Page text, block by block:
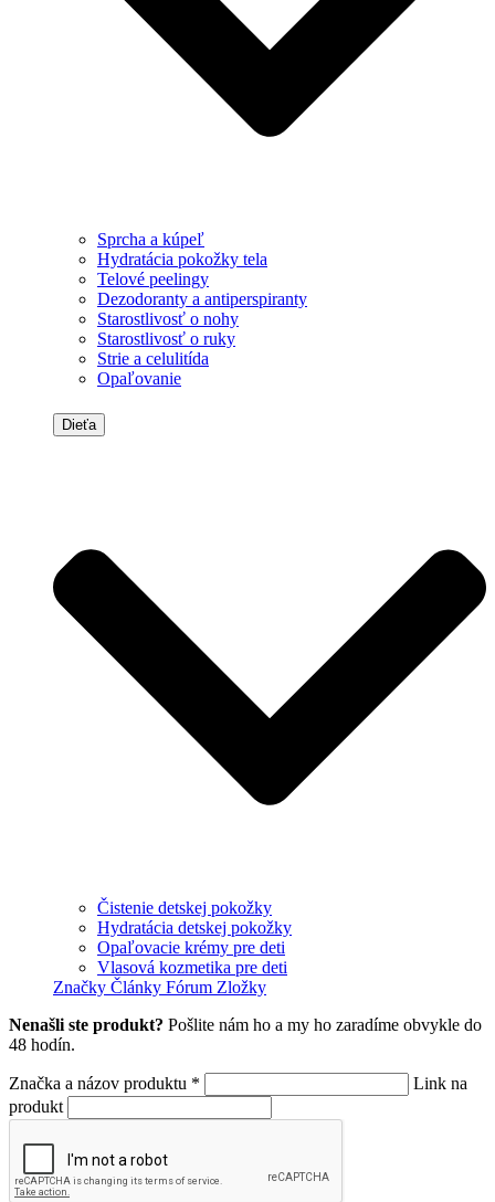
Sprcha a kúpeľ
Hydratácia pokožky tela
Telové peelingy
Dezodoranty a antiperspiranty
Starostlivosť o nohy
Starostlivosť o ruky
Strie a celulitída
Opaľovanie
Dieťa
Čistenie detskej pokožky
Hydratácia detskej pokožky
Opaľovacie krémy pre deti
Vlasová kozmetika pre deti
Značky Články Fórum Zložky
Nenašli ste produkt? Pošlite nám ho a my ho zaradíme obvykle do
48 hodín.
Značka a názov produktu *
Link na
produkt